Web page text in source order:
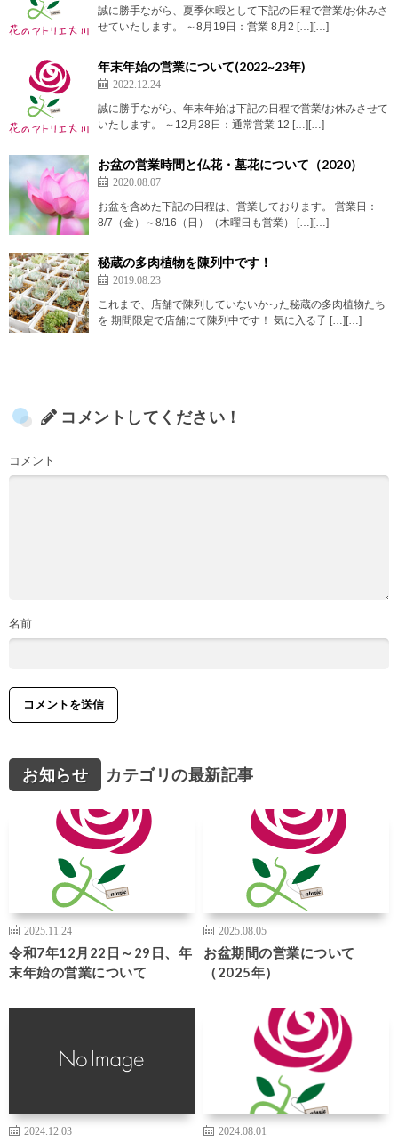
誠に勝手ながら、夏季休暇として下記の日程で営業/お休みさ
せていたします。 ～8月19日：営業 8月2 […][…]
年末年始の営業について(2022~23年)
2022.12.24
誠に勝手ながら、年末年始は下記の日程で営業/お休みさせて
いたします。 ～12月28日：通常営業 12 […][…]
お盆の営業時間と仏花・墓花について（2020）
2020.08.07
お盆を含めた下記の日程は、営業しております。 営業日：
8/7（金）～8/16（日）（木曜日も営業） […][…]
秘蔵の多肉植物を陳列中です！
2019.08.23
これまで、店舗で陳列していないかった秘蔵の多肉植物たち
を 期間限定で店舗にて陳列中です！ 気に入る子 […][…]
コメントしてください！
コメント
名前
お知らせ カテゴリの最新記事
2025.11.24
令和7年12月22日～29日、年
末年始の営業について
2025.08.05
お盆期間の営業について
（2025年）
2024.12.03 2024.08.01